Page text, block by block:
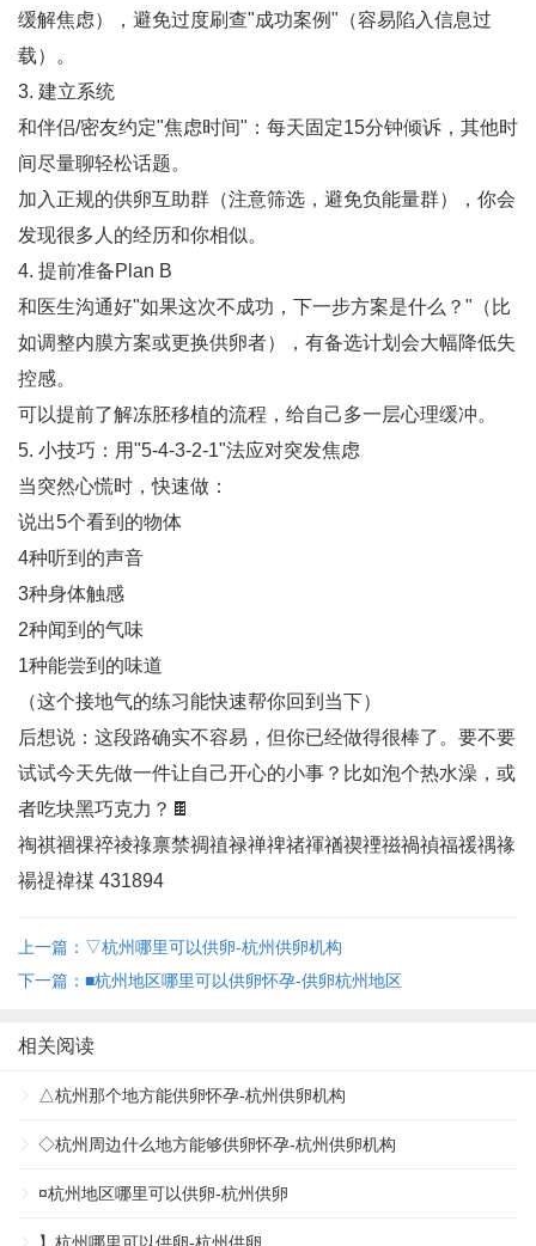
缓解焦虑），避免过度刷查"成功案例"（容易陷入信息过
载）。
3. ‌建立系统‌
和伴侣/密友约定"焦虑时间"：每天固定15分钟倾诉，其他时
间尽量聊轻松话题。
加入正规的供卵互助群（注意筛选，避免负能量群），你会
发现很多人的经历和你相似。
4. ‌提前准备Plan B‌
和医生沟通好"如果这次不成功，下一步方案是什么？"（比
如调整内膜方案或更换供卵者），有备选计划会大幅降低失
控感。
可以提前了解冻胚移植的流程，给自己多一层心理缓冲。
5. ‌小技巧：用"5-4-3-2-1"法应对突发焦虑‌
当突然心慌时，快速做：
说出5个看到的物体
4种听到的声音
3种身体触感
2种闻到的气味
1种能尝到的味道
（这个接地气的练习能快速帮你回到当下）
后想说‌：这段路确实不容易，但你已经做得很棒了。要不要
试试今天先做一件让自己开心的小事？比如泡个热水澡，或
者吃块黑巧克力？🍫
祹祺祻祼祽祾祿禀禁禂禃禄禅禆禇禈禉禊禋禌禍禎福禐禑禒
禓禔禕禖 431894
上一篇：▽杭州哪里可以供卵-杭州供卵机构
下一篇：■杭州地区哪里可以供卵怀孕-供卵杭州地区
相关阅读
△杭州那个地方能供卵怀孕-杭州供卵机构
◇杭州周边什么地方能够供卵怀孕-杭州供卵机构
¤杭州地区哪里可以供卵-杭州供卵